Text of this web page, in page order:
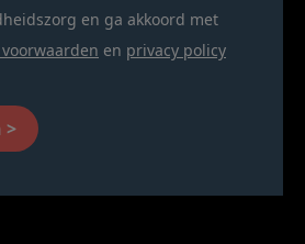
en ga akkoord met
en privacy policy
>